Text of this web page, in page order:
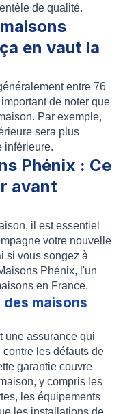
de qualité.
en vaut la
entre 76
de noter que
Par exemple,
sera plus
inférieure.
Phénix : Ce
avant
il est essentiel
votre nouvelle
si vous songez à
Phénix, l'un
en France.
maisons
une assurance qui
les défauts de
garantie couvre
y compris les
les équipements
les installations de